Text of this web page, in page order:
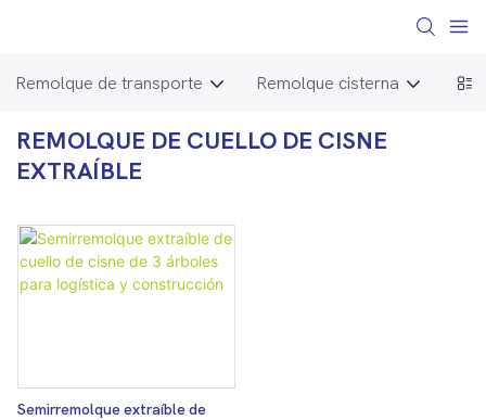
Remolque de transporte Remolque cisterna
REMOLQUE DE CUELLO DE CISNE
EXTRAÍBLE
Semirremolque extraíble de